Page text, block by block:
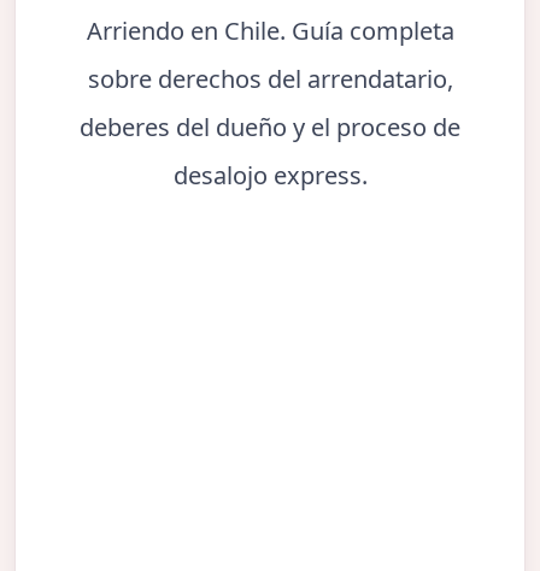
Arriendo en Chile. Guía completa
sobre derechos del arrendatario,
deberes del dueño y el proceso de
desalojo express.